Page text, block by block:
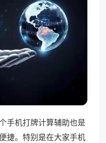
手机打牌计算辅助也是
捷。特别是在大家手机